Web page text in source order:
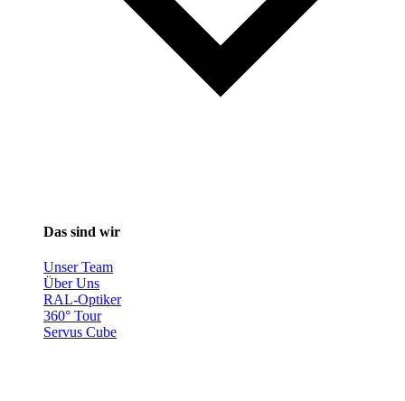
Das sind wir
Unser Team
Über Uns
RAL-Optiker
360° Tour
Servus Cube